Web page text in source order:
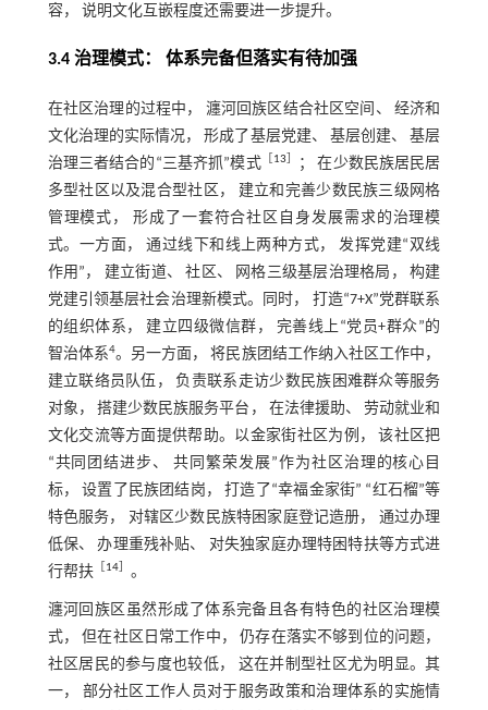
容， 说明文化互嵌程度还需要进一步提升。
3.4 治理模式： 体系完备但落实有待加强
在社区治理的过程中， 瀍河回族区结合社区空间、 经济和
文化治理的实际情况， 形成了基层党建、 基层创建、 基层
治理三者结合的“三基齐抓”模式［ 13
； 在少数民族居民居
多型社区以及混合型社区， 建立和完善少数民族三级网格
管理模式， 形成了一套符合社区自身发展需求的治理模
式。一方面， 通过线下和线上两种方式， 发挥党建“双线
作用”， 建立街道、 社区、 网格三级基层治理格局， 构建
党建引领基层社会治理新模式。同时， 打造“7+X”党群联系
的组织体系， 建立四级微信群， 完善线上“党员+群众”的
智治体系4。另一方面， 将民族团结工作纳入社区工作中，
建立联络员队伍， 负责联系走访少数民族困难群众等服务
对象， 搭建少数民族服务平台， 在法律援助、 劳动就业和
文化交流等方面提供帮助。以金家街社区为例， 该社区把
“共同团结进步、 共同繁荣发展”作为社区治理的核心目
标， 设置了民族团结岗， 打造了“幸福金家街” “红石榴”等
特色服务， 对辖区少数民族特困家庭登记造册， 通过办理
低保、 办理重残补贴、 对失独家庭办理特困特扶等方式进
行帮扶
14］ 。
瀍河回族区虽然形成了体系完备且各有特色的社区治理模
式， 但在社区日常工作中， 仍存在落实不够到位的问题，
社区居民的参与度也较低， 这在并制型社区尤为明显。其
一， 部分社区工作人员对于服务政策和治理体系的实施情